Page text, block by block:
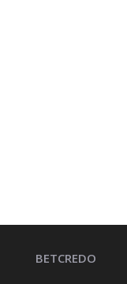
BETCREDO